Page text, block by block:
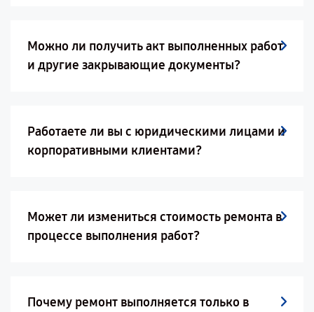
Можно ли получить акт выполненных работ
и другие закрывающие документы?
Работаете ли вы с юридическими лицами и
корпоративными клиентами?
Может ли измениться стоимость ремонта в
процессе выполнения работ?
Почему ремонт выполняется только в